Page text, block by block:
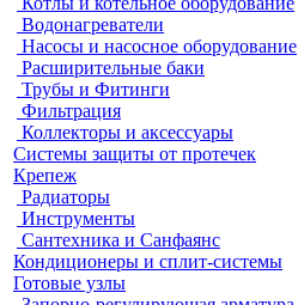
Водонагреватели
Насосы и насосное оборудование
Расширительные баки
Трубы и Фитинги
Фильтрация
Коллекторы и аксессуары
Системы защиты от протечек
Крепеж
Радиаторы
Инструменты
Сантехника и Санфаянс
Кондиционеры и сплит-системы
Готовые узлы